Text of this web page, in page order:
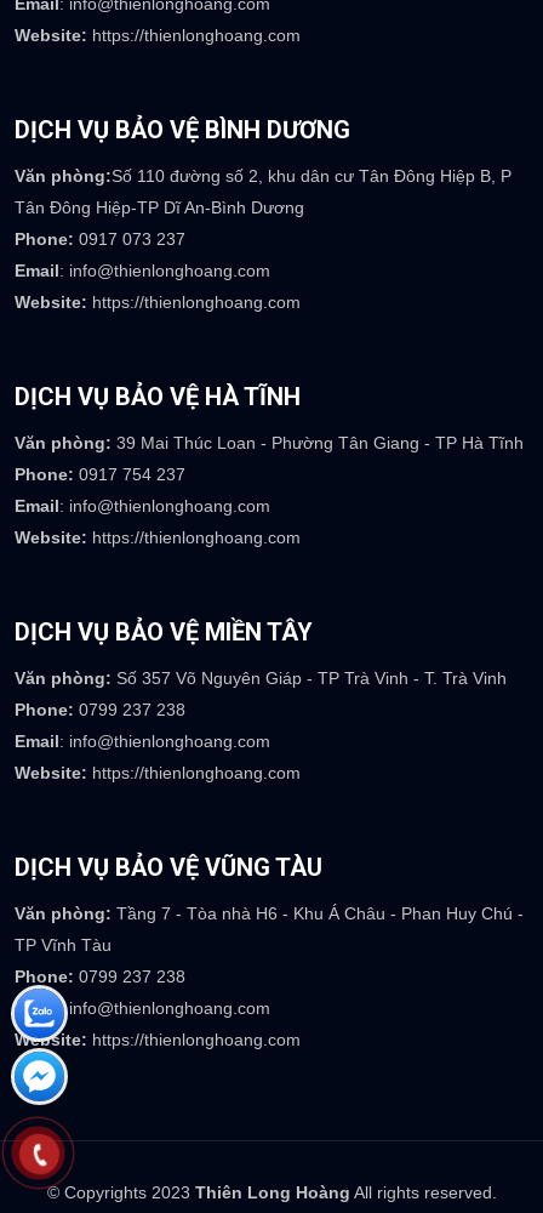
Văn phòng: Biệt thự M2-L7, KĐT Dương Nội, Hà Đông, Hà Nội
Phone:
0922 236 777
Email: info@thienlonghoang.com
Website:https://thienlonghoang.com
DỊCH VỤ BẢO VỆ BÌNH DƯƠNG
Tân Đông Hiệp-TP Dĩ An-Bình Dương
Phone:
0917 073 237
Email: info@thienlonghoang.com
Website:https://thienlonghoang.com
Văn phòng: 39 Mai Thúc Loan - Phường Tân Giang - TP Hà Tĩnh
Phone:
0917 754 237
Email: info@thienlonghoang.com
Website:https://thienlonghoang.com
Văn phòng: Số 357 Võ Nguyên Giáp - TP Trà Vinh - T. Trà Vinh
Phone:
0799 237 238
Email: info@thienlonghoang.com
Website: https://thienlonghoang.com
DỊCH VỤ BẢO VỆ VŨNG TÀU
Văn phòng:
TP Vĩnh Tàu
Phone:0799 237 238
Email: info@thienlonghoang.com